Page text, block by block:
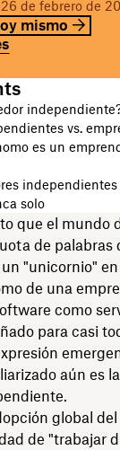
26 de febrero de
mismo
vs.
es un
solo
que el mundo
de palabras
"unicornio"
de una
como
para casi
aún es
global
de "trabajar